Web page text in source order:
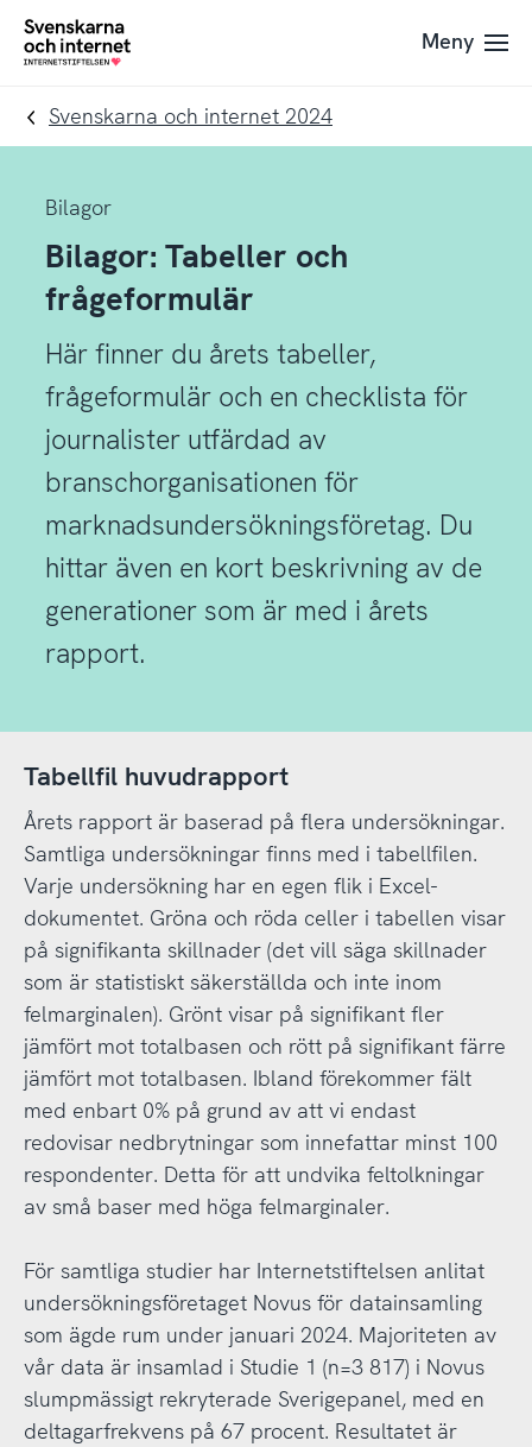
Till
navigation
Till
innehåll
To
Meny
Svenskarna och internet 2024
Bilagor
Bilagor: Tabeller och
frågeformulär
Här finner du årets tabeller,
frågeformulär och en checklista för
journalister utfärdad av
branschorganisationen för
marknadsundersökningsföretag. Du
hittar även en kort beskrivning av de
generationer som är med i årets
rapport.
Tabellfil huvudrapport
Årets rapport är baserad på flera undersökningar.
Samtliga undersökningar finns med i tabellfilen.
Varje undersökning har en egen flik i Excel-
dokumentet. Gröna och röda celler i tabellen visar
på signifikanta skillnader (det vill säga skillnader
som är statistiskt säkerställda och inte inom
felmarginalen). Grönt visar på signifikant fler
jämfört mot totalbasen och rött på signifikant färre
jämfört mot totalbasen. Ibland förekommer fält
med enbart 0% på grund av att vi endast
redovisar nedbrytningar som innefattar minst 100
respondenter. Detta för att undvika feltolkningar
av små baser med höga felmarginaler.
För samtliga studier har Internetstiftelsen anlitat
undersökningsföretaget Novus för datainsamling
som ägde rum under januari 2024. Majoriteten av
vår data är insamlad i Studie 1 (n=3 817) i Novus
slumpmässigt rekryterade Sverigepanel, med en
deltagarfrekvens på 67 procent. Resultatet är